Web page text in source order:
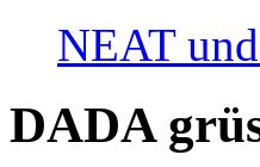
NEAT
DADA